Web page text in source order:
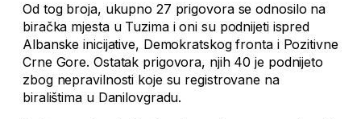
Od tog broja, ukupno 27 prigovora se odnosilo na
biračka mjesta u Tuzima i oni su podnijeti ispred
Albanske inicijative, Demokratskog fronta i Pozitivne
Crne Gore. Ostatak prigovora, njih 40 je podnijeto
zbog nepravilnosti koje su registrovane na
biralištima u Danilovgradu.